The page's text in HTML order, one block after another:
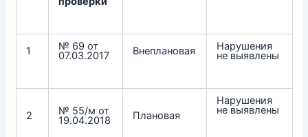
1 № 69 от
07.03.2017 Внеплановая Нарушения
не выявлены
2 № 55/м от
19.04.2018 Плановая
Нарушения
не выявлены